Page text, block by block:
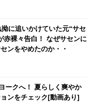
に追いかけていた元“サセ
赤裸々告白！ なぜサセンに
ンをやめたのか・・
ークへ！ 夏らしく爽やか
ンをチェック[動画あり]